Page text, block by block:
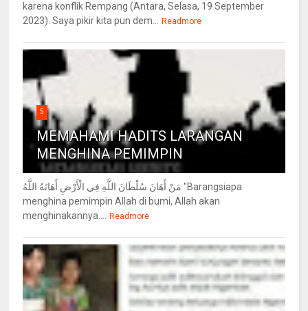
karena konflik Rempang (Antara, Selasa, 19 September
2023). Saya pikir kita pun dem... Readmore
5
MEMAHAMI HADITS LARANGAN
MENGHINA PEMIMPIN
مَنْ أَهَانَ سُلْطَانَ اللَّهِ فِي الْأَرْضِ أَهَانَهُ اللَّهُ "Barangsiapa
menghina pemimpin Allah di bumi, Allah akan
menghinakannya.... Readmore